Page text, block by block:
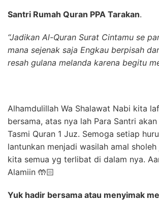
Santri Rumah Quran PPA Tarakan.
“Jadikan Al-Quran Surat Cintamu se
mana sejenak saja Engkau berpisah
resah gulana melanda karena begitu
Alhamdulillah Wa Shalawat Nabi kita
bersama, atas nya lah Para Santri
Tasmi Quran 1 Juz. Semoga setiap
lantunkan menjadi wasilah amal
kita semua yg terlibat di dalam nya.
Alamiin 🤲🏻
Yuk hadir bersama atau menyimak